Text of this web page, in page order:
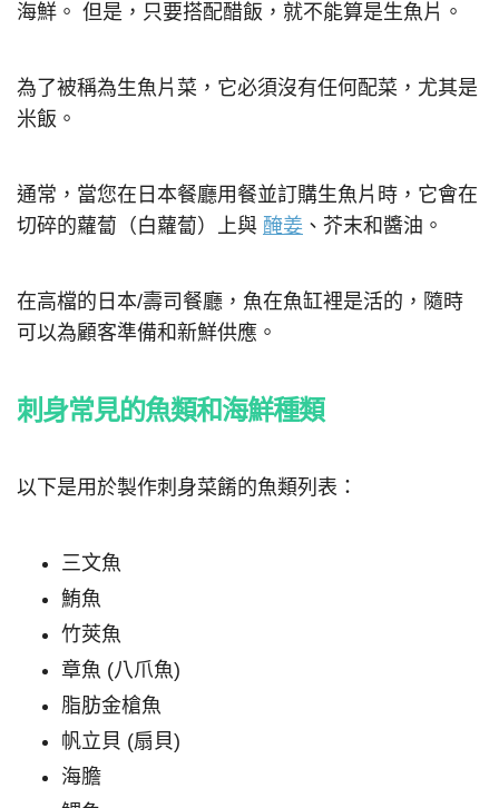
海鮮。 但是，只要搭配醋飯，就不能算是生魚片。
為了被稱為生魚片菜，它必須沒有任何配菜，尤其是
米飯。
通常，當您在日本餐廳用餐並訂購生魚片時，它會在
切碎的蘿蔔（白蘿蔔）上與 醃姜 、芥末和醬油。
在高檔的日本/壽司餐廳，魚在魚缸裡是活的，隨時
可以為顧客準備和新鮮供應。
刺身常見的魚類和海鮮種類
以下是用於製作刺身菜餚的魚類列表：
三文魚
鮪魚
竹莢魚
章魚 (八爪魚)
脂肪金槍魚
帆立貝 (扇貝)
海膽